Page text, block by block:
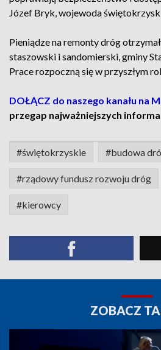
Józef Bryk, wojewoda
Pieniądze na remonty dróg
staszowski i sandomierski, gminy
Prace rozpoczną się w przyszłym
DOŁĄCZ do naszego kanału na
przegap najważniejszych
#świętokrzyskie #budowa
#rządowy fundusz rozwoju dróg
#kierowcy
ZOBACZ